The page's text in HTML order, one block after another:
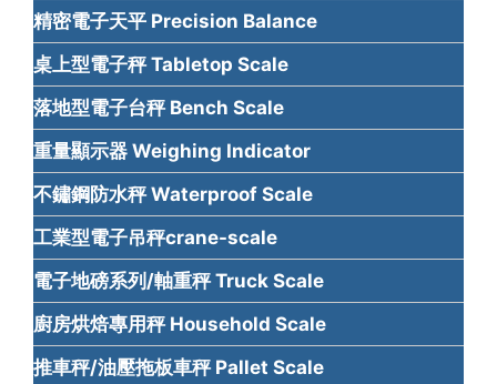
精密電子天平 Precision Balance
桌上型電子秤 Tabletop Scale
落地型電子台秤 Bench Scale
重量顯示器 Weighing Indicator
不鏽鋼防水秤 Waterproof Scale
工業型電子吊秤crane-scale
電子地磅系列/軸重秤 Truck Scale
廚房烘焙專用秤 Household Scale
推車秤/油壓拖板車秤 Pallet Scale